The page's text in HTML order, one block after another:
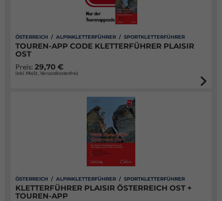
ÖSTERREICH / ALPINKLETTERFÜHRER / SPORTKLETTERFÜHRER
TOUREN-APP CODE KLETTERFÜHRER PLAISIR
OST
Preis: 29,70 €
(inkl. MwSt., Versandkostenfrei)
ÖSTERREICH / ALPINKLETTERFÜHRER / SPORTKLETTERFÜHRER
KLETTERFÜHRER PLAISIR ÖSTERREICH OST +
TOUREN-APP